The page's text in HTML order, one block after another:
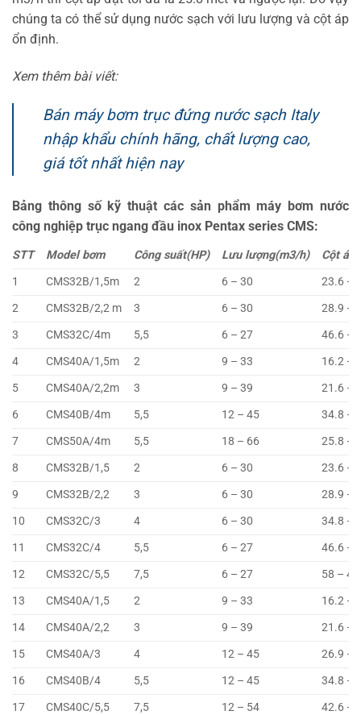
chúng ta có thể sử dụng nước sạch với lưu lượng và cột áp
ổn định.
Xem thêm bài viết:
Bán máy bơm trục đứng nước sạch Italy
nhập khẩu chính hãng, chất lượng cao,
giá tốt nhất hiện nay
Bảng thông số kỹ thuật các sản phẩm máy bơm nước
công nghiệp trục ngang đầu inox Pentax series CMS:
STT Model bơm Công suất(HP) Lưu lượng(m3/h)
Cột
1
CMS32B/1,5m 2 6 – 30
23.6 –
2
CMS32B/2,2 m 3 6 – 30
28.9 –
3
CMS32C/4m 5,5 6 – 27
46.6 –
4
CMS40A/1,5m 2 9 – 33
16.2 –
5
CMS40A/2,2m 3 9 – 39
21.6 –
6
CMS40B/4m 5,5 12 – 45
34.8 –
7
CMS50A/4m 5,5 18 – 66
25.8 –
8
CMS32B/1,5 2 6 – 30
23.6 –
9
CMS32B/2,2 3 6 – 30
28.9 –
10
CMS32C/3 4 6 – 30
34.8 –
11
CMS32C/4 5,5 6 – 27
46.6 –
12
CMS32C/5,5 7,5 6 – 27
58 –
13
CMS40A/1,5 2 9 – 33
16.2 –
14
CMS40A/2,2 3 9 – 39
21.6 –
15
CMS40A/3 4 12 – 45
26.9 –
16
CMS40B/4 5,5 12 – 45
34.8 –
17
CMS40C/5,5 7,5 12 – 54
42.6 –